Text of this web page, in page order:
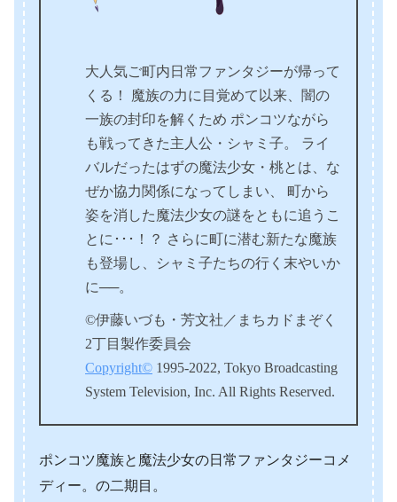
大人気ご町内日常ファンタジーが帰って
くる！ 魔族の力に目覚めて以来、闇の
一族の封印を解くため ポンコツながら
も戦ってきた主人公・シャミ子。 ライ
バルだったはずの魔法少女・桃とは、な
ぜか協力関係になってしまい、 町から
姿を消した魔法少女の謎をともに追うこ
とに･･･！？ さらに町に潜む新たな魔族
も登場し、シャミ子たちの行く末やいか
に──。
©伊藤いづも・芳文社／まちカドまぞく
2丁目製作委員会
Copyright© 1995-2022, Tokyo Broadcasting
System Television, Inc. All Rights Reserved.
ポンコツ魔族と魔法少女の日常ファンタジーコメ
ディー。の二期目。